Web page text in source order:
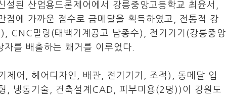
된 산업용드론제어에서 강릉중앙고등학교 최윤서,
점에 가까운 점수로 금메달을 획득하였고, 전통적 강
CNC밀링(태백기계공고 남종수), 전기기기(강릉중앙
를 배출하는 쾌거를 이루었다.
제어, 헤어디자인, 배관, 전기기기, 조적), 동메달 입
, 냉동기술, 건축설계CAD, 피부미용(2명))이 강원도